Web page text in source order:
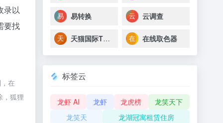
录以
要找
在
，狐狸
易转换 云调查
天猫国际Tmall.HK 在线取色器
标签云
龙虾 AI 龙虾 龙虎榜
龙笑天下
龙笑天
龙湖冠寓租赁住房